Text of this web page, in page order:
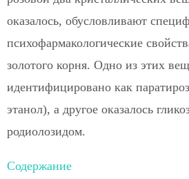
оказалось, обусловливают
психофармакологические
золотого корня. Одно из этих
идентифицировано как
этанол), а другое оказалось
родиолозидом.
Содержание